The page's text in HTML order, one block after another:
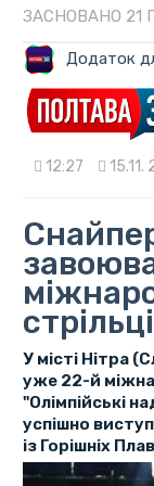
ЗАСНОВАНО 21
Додаток
12:27 15.11.
У місті Нітра
уже 22-й
"Олімпійські
успішно
із Горішніх